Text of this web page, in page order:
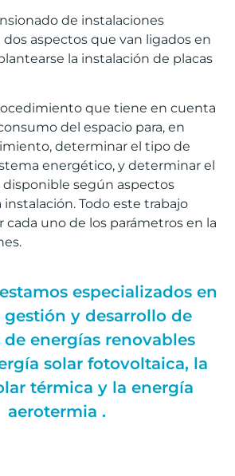
de instalaciones
aspectos que van ligados en
la instalación de placas
que tiene en cuenta
del espacio para, en
determinar el tipo de
energético, y determinar el
según aspectos
instalación. Todo este trabajo
cada uno de los parámetros en la
especializados en
gestión y desarrollo de
energías renovables
solar fotovoltaica, la
térmica y la energía
aerotermia .